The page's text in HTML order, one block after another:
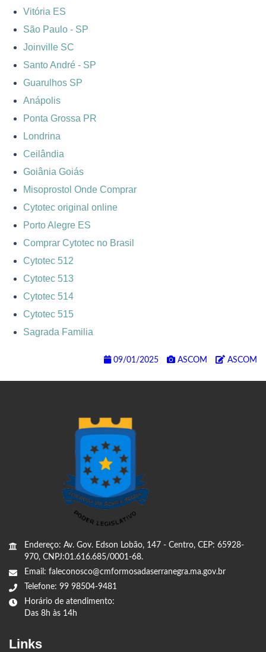
Vitória ES
São Paulo - SP
Joinville SC
Santo André - SP
Guarulhos SP
Anápolis
Ponta Grossa PR
Londrina
Ceilândia
Goiânia Goiás
Misoprostol Onde Comprar
Cytotec original online
Porto Alegre ES
Comprar Cytotec no Brasil
Cytotec 512
Cytotec 513
Cytotec 514
Cytotec 515
Sagrada Familia
09/01/2025 ASCOM ASCOM
Endereço: Av. Gov. Edson Lobão, 147 - Centro, CEP: 65928-
970, CNPJ:01.616.685/0001-68.
Email: faleconosco@cmformosadaserranegra.ma.gov.br
Telefone: 99 98504-9481
Horário de atendimento:
Das 8h às 14h
Links